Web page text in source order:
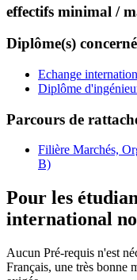
effectifs minimal /
Diplôme(s)
Echange
Diplôme
Parcours de
Filière Marchés,
B)
Pour les
international
Aucun Pré-requis n'est
Français, une très bonne